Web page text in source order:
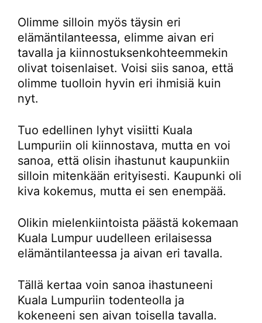
Olimme silloin myös täysin eri
elämäntilanteessa, elimme aivan eri
tavalla ja kiinnostuksenkohteemmekin
olivat toisenlaiset. Voisi siis sanoa, että
olimme tuolloin hyvin eri ihmisiä kuin
nyt.
Tuo edellinen lyhyt visiitti Kuala
Lumpuriin oli kiinnostava, mutta en voi
sanoa, että olisin ihastunut kaupunkiin
silloin mitenkään erityisesti. Kaupunki oli
kiva kokemus, mutta ei sen enempää.
Olikin mielenkiintoista päästä kokemaan
Kuala Lumpur uudelleen erilaisessa
elämäntilanteessa ja aivan eri tavalla.
Tällä kertaa voin sanoa ihastuneeni
Kuala Lumpuriin todenteolla ja
kokeneeni sen aivan toisella tavalla.